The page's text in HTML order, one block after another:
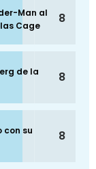
Man al
Cage
8
de la
8
con su
8